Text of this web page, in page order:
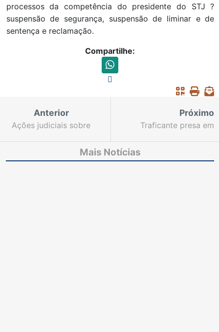
processos da competência do presidente do STJ ?
suspensão de segurança, suspensão de liminar e de
sentença e reclamação.
Compartilhe:
Anterior
Ações judiciais sobre
respostas no STJ
Próximo
Traficante presa em
Mais Notícias